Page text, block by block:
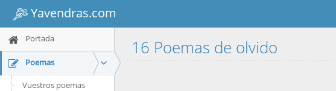
Yavendras.com
Portada
Poemas
Vuestros poemas
16 Poemas de olvido